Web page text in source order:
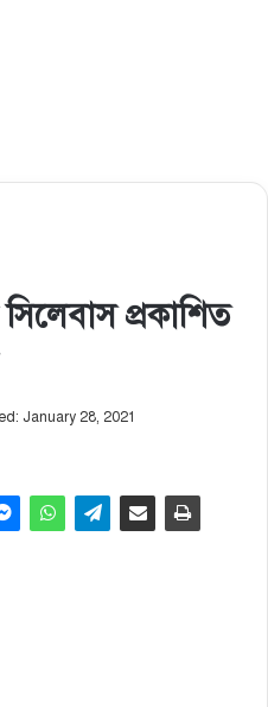
প্রকাশিত
January 28, 2021